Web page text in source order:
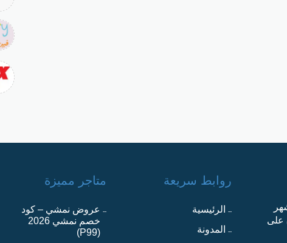
على
روابط سريعة
الرئيسية
المدونة
متاجر مميزة
عروض نمشي – كود
خصم نمشي 2026
(P99)